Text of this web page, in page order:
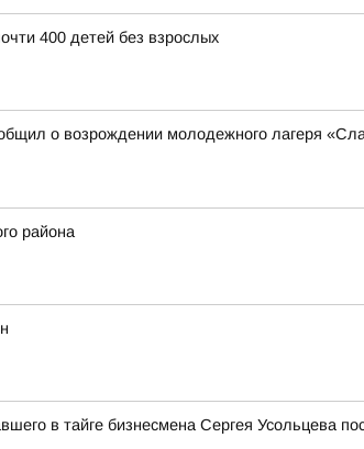
400 детей без взрослых
о возрождении молодежного лагеря
района
в тайге бизнесмена Сергея Усольцева